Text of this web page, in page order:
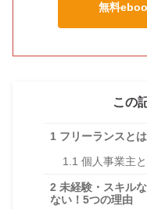
無料
この
1 フリーランスとは
1.1 個人事業主
2 未経験・スキル
ない！5つの理由